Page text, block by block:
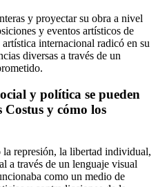
y proyectar su obra a nivel
y eventos artísticos de
internacional radicó en su
diversas a través de un
y política se pueden
y cómo los
la represión, la libertad individual,
a través de un lenguaje visual
como un medio de